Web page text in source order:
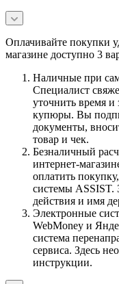
Оплачивайте покупки
магазине доступно 3
Наличные при
Специалист
уточнить время и
купюры. Вы
документы,
товар и чек.
Безналичный
интернет-
оплатить
системы ASSIST.
действия и имя
Электронные
WebMoney и
система
сервиса. Здесь
инструкции.